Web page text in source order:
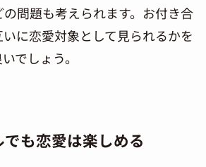
問題も考えられます。お付き合
に恋愛対象として見られるかを
でしょう。
も恋愛は楽しめる